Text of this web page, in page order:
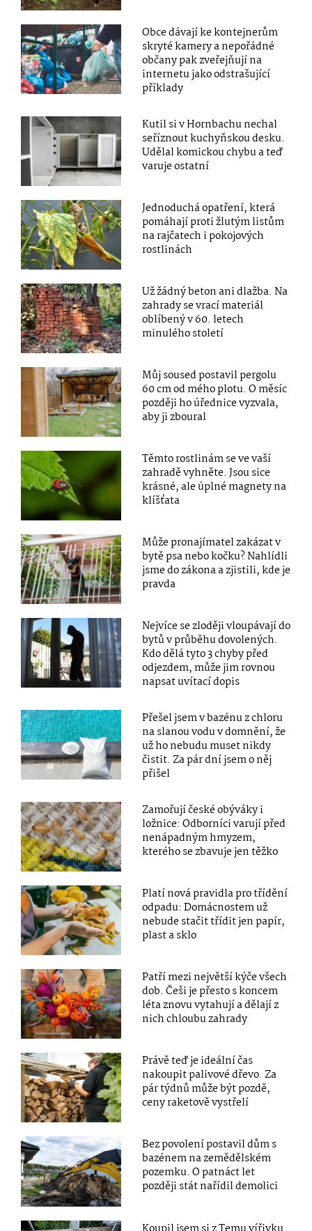
Obce dávají ke kontejnerům
skryté kamery a nepořádné
občany pak zveřejňují na
internetu jako odstrašující
příklady
Kutil si v Hornbachu nechal
seříznout kuchyňskou desku.
Udělal komickou chybu a teď
varuje ostatní
Jednoduchá opatření, která
pomáhají proti žlutým listům
na rajčatech i pokojových
rostlinách
Už žádný beton ani dlažba. Na
zahrady se vrací materiál
oblíbený v 60. letech
minulého století
Můj soused postavil pergolu
60 cm od mého plotu. O měsíc
později ho úřednice vyzvala,
aby ji zboural
Těmto rostlinám se ve vaší
zahradě vyhněte. Jsou sice
krásné, ale úplné magnety na
klíšťata
Může pronajímatel zakázat v
bytě psa nebo kočku? Nahlídli
jsme do zákona a zjistili, kde je
pravda
Nejvíce se zloději vloupávají do
bytů v průběhu dovolených.
Kdo dělá tyto 3 chyby před
odjezdem, může jim rovnou
napsat uvítací dopis
Přešel jsem v bazénu z chloru
na slanou vodu v domnění, že
už ho nebudu muset nikdy
čistit. Za pár dní jsem o něj
přišel
Zamořují české obýváky i
ložnice: Odborníci varují před
nenápadným hmyzem,
kterého se zbavuje jen těžko
Platí nová pravidla pro třídění
odpadu: Domácnostem už
nebude stačit třídit jen papír,
plast a sklo
Patří mezi největší kýče všech
dob. Češi je přesto s koncem
léta znovu vytahují a dělají z
nich chloubu zahrady
Právě teď je ideální čas
nakoupit palivové dřevo. Za
pár týdnů může být pozdě,
ceny raketově vystřelí
Bez povolení postavil dům s
bazénem na zemědělském
pozemku. O patnáct let
později stát nařídil demolici